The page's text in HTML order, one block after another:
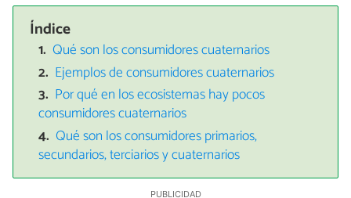
Índice
Qué son los consumidores cuaternarios
Ejemplos de consumidores cuaternarios
Por qué en los ecosistemas hay pocos
consumidores cuaternarios
Qué son los consumidores primarios,
secundarios, terciarios y cuaternarios